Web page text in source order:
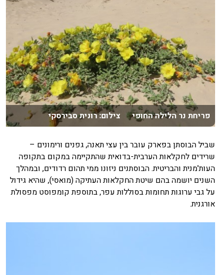
פריחת נר הלילה החופי צילום: רונית סבירסקי
שביל הבוסתן בפארק עובר בין עצי תאנה, גפנים ורימונים –
שרידים לחקלאות הערבית-בדואית שהתקיימה במקום בתקופה
העות'מנית והבריטית. הבוסתנים ניזונו ממי תהום רדודים, ובמהלך
השנים יושמה בהם שיטת החקלאות העתיקה (מואסי), שהיא גידול
על גבי ערוגות תחומות בסוללות עפר, בתוספת קומפוסט מפסולת
אורגנית.